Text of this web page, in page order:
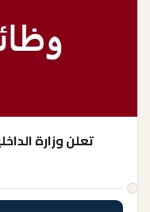
تعلن وزارة